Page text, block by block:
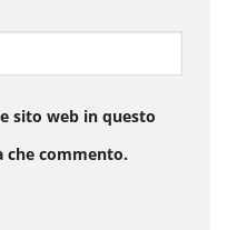
sito web in questo
che commento.